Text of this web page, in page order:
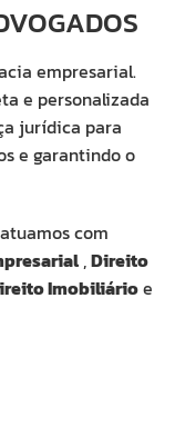
empresarial.
e personalizada
jurídica para
e garantindo o
com
,Direito
Imobiliárioe